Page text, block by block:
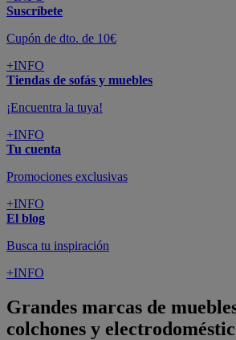
Suscríbete
Cupón de dto. de 10€
+INFO
Tiendas de sofás y muebles
¡Encuentra la tuya!
+INFO
Tu cuenta
Promociones exclusivas
+INFO
El blog
Busca tu inspiración
+INFO
Grandes marcas de
colchones y